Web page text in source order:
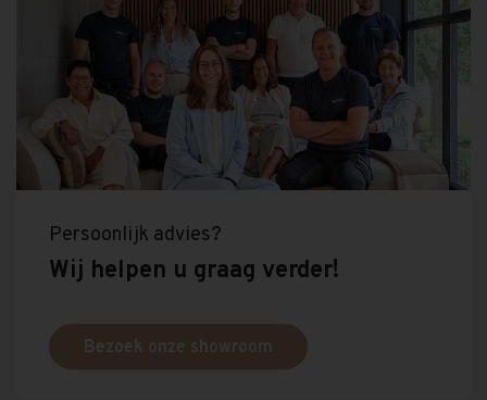
Persoonlijk advies?
Wij helpen u graag verder!
Bezoek onze showroom